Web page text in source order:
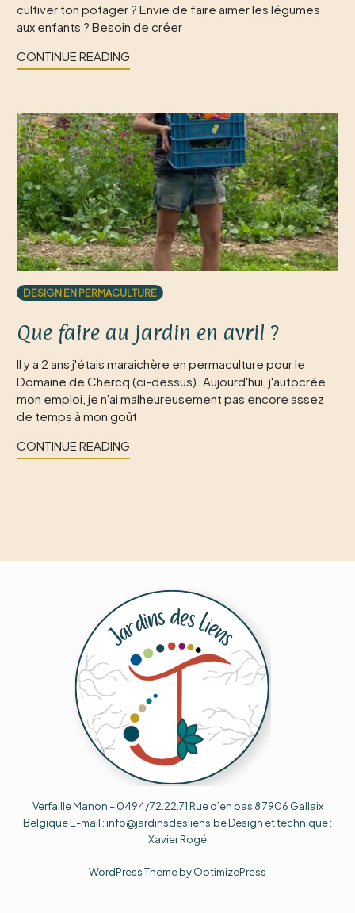
cultiver ton potager ? Envie de faire aimer les légumes
aux enfants ? Besoin de créer
CONTINUE READING
DESIGN EN PERMACULTURE
Que faire au jardin en avril ?
Il y a 2 ans j'étais maraichère en permaculture pour le
Domaine de Chercq (ci-dessus). Aujourd'hui, j'autocrée
mon emploi, je n'ai malheureusement pas encore assez
de temps à mon goût
CONTINUE READING
Verfaille Manon – 0494/72.22.71 Rue d’en bas 8 7906 Gallaix
Belgique E-mail : info@jardinsdesliens.be Design et technique :
Xavier Rogé
WordPress Theme by OptimizePress